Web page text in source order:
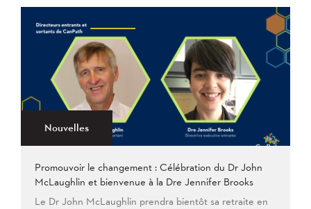
Chercher
Tout 2026
2025
2024
2023
2021
2020
2019
2018
2017
2016
2015
2014
2013
2012
2011
2009
2008
Appliquer
Plus ancien au plus récent
Appliquer
Nouvelles
Promouvoir le changement : Célébration du Dr John
McLaughlin et bienvenue à la Dre Jennifer Brooks
Le Dr John McLaughlin prendra bientôt sa retraite en